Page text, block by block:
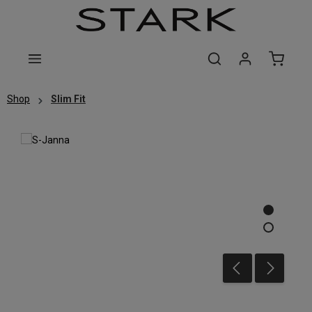
Zum Hauptinhalt springen
Shop Slim Fit